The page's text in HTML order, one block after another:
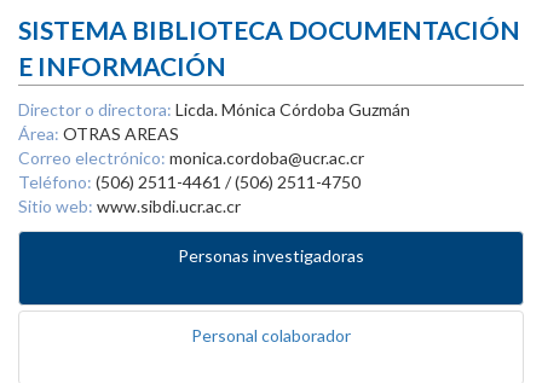
SISTEMA BIBLIOTECA DOCUMENTACIÓN
E INFORMACIÓN
Director o directora: Licda. Mónica Córdoba Guzmán
Área: OTRAS AREAS
Correo electrónico: monica.cordoba@ucr.ac.cr
Teléfono: (506) 2511-4461 / (506) 2511-4750
Sitio web: www.sibdi.ucr.ac.cr
Personas investigadoras
Personal colaborador